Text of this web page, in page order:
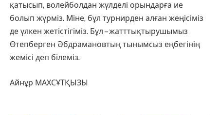
қатысып, волейболдан жүлделі орындарға ие
болып жүрміз. Міне, бұл турнирден алған жеңісіміз
де үлкен жетістігіміз. Бұл – жатттықтырушымыз
Өтепберген Әбдрамановтың тынымсыз еңбегінің
жемісі деп білеміз.
Айнұр МАХСҰТҚЫЗЫ